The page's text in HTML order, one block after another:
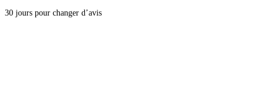
30 jours pour changer d’avis